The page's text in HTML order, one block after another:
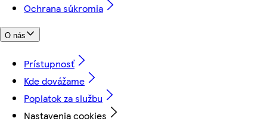
Ochrana súkromia
O nás
Prístupnosť
Kde dovážame
Poplatok za službu
Nastavenia cookies